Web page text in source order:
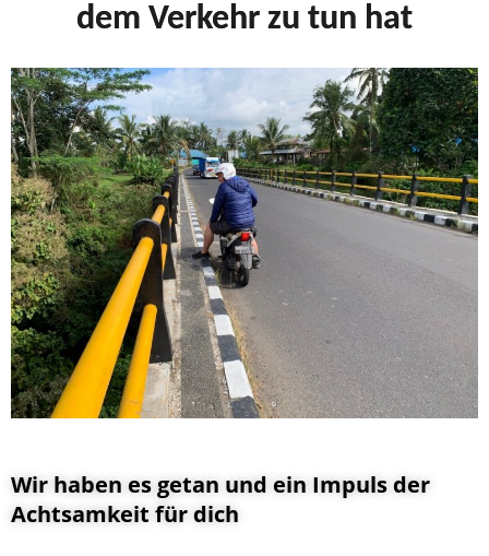
dem Verkehr zu tun hat
Wir haben es getan und ein Impuls der
Achtsamkeit für dich